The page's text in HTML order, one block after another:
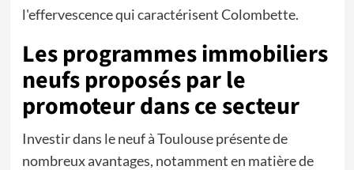
l'effervescence qui caractérisent Colombette.
Les programmes immobiliers
neufs proposés par le
promoteur dans ce secteur
Investir dans le neuf à Toulouse présente de
nombreux avantages, notamment en matière de